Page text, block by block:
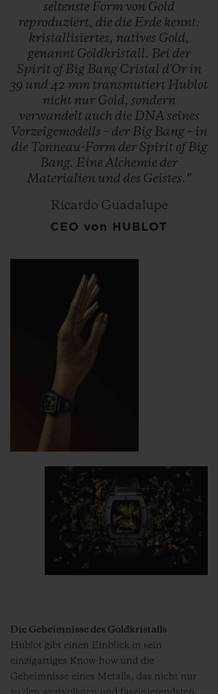
seltenste Form von Gold
reproduziert, die die Erde kennt:
kristallisiertes, natives Gold,
genannt Goldkristall. Bei der
Spirit ofBig Bang Cristal d'Or in
39 und 42 mm transmutiert Hublot
nicht nur Gold, sondern
verwandelt auch die DNA seines
Vorzeigemodells – der Big Bang – in
die Tonneau-Form der Spirit ofBig
Bang. Eine Alchemie der
Materialien und des Geistes.”
Ricardo Guadalupe
CEO von HUBLOT
Die Geheimnisse des Goldkristalls
Hublot gibt einen Einblick in sein
einzigartiges Know-how und die
Geheimnisse eines Metalls, das nicht nur